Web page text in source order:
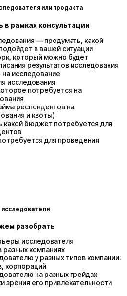
или продакта
рамках консультации
— продумать, какой
в вашей ситуации
который можно будет
результатов исследования
на исследование
исследования
потребуется на
респондентов на
и квоты)
какой бюджет потребуется для
для проведения
исследователя
разобрать
исследователя
разных компаниях
у разных типов компании:
корпораций
на разных грейдах
зрения его привлекательности